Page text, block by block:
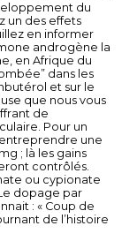
du
un des effets
en informer
androgène la
en Afrique du
dans les
et sur le
que nous vous
dе
Pour un
une
; là les gains
contrôlés.
ou cypionate
dopage par
: « Coup de
de l’histoire